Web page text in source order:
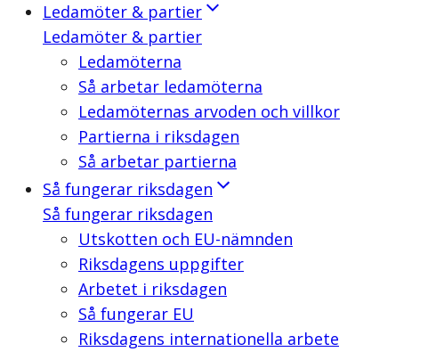
Ledamöter & partier
Ledamöter & partier
Ledamöterna
Så arbetar ledamöterna
Ledamöternas arvoden och villkor
Partierna i riksdagen
Så arbetar partierna
Så fungerar riksdagen
Så fungerar riksdagen
Utskotten och EU-nämnden
Riksdagens uppgifter
Arbetet i riksdagen
Så fungerar EU
Riksdagens internationella arbete